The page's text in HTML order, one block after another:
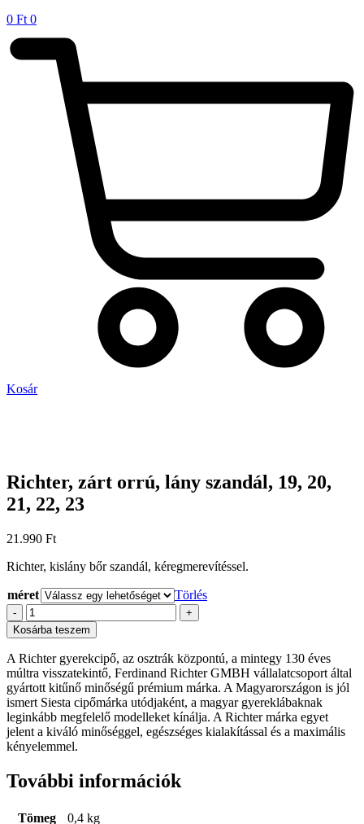
0 Ft 0
Kosár
Richter, zárt orrú, lány szandál, 19, 20,
21, 22, 23
21.990 Ft
Richter, kislány bőr szandál, kéregmerevítéssel.
méret Törlés
-
Richter,
zárt
orrú,
lány
szandál,
19,
20,
21,
22,
23
mennyiség
+
Kosárba teszem
A Richter gyerekcipő, az osztrák központú, a mintegy 130 éves
múltra visszatekintő, Ferdinand Richter GMBH vállalatcsoport által
gyártott kitűnő minőségű prémium márka. A Magyarországon is jól
ismert Siesta cipőmárka utódjaként, a magyar gyereklábaknak
leginkább megfelelő modelleket kínálja. A Richter márka egyet
jelent a kiváló minőséggel, egészséges kialakítással és a maximális
kényelemmel.
További információk
Tömeg 0,4 kg